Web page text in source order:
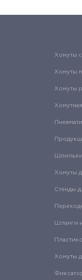
Хомуты
Хомуты
Хомуты
Хомуты
Стенды
Шланги
Хомуты